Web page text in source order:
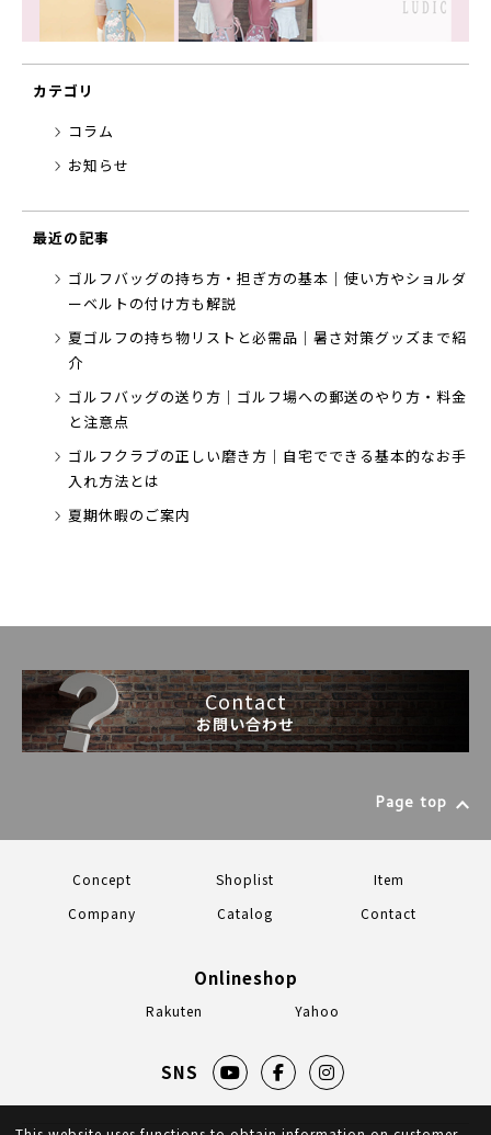
カテゴリ
コラム
お知らせ
最近の記事
ゴルフバッグの持ち方・担ぎ方の基本｜使い方やショルダ
ーベルトの付け方も解説
夏ゴルフの持ち物リストと必需品｜暑さ対策グッズまで紹
介
ゴルフバッグの送り方｜ゴルフ場への郵送のやり方・料金
と注意点
ゴルフクラブの正しい磨き方｜自宅でできる基本的なお手
入れ方法とは
夏期休暇のご案内
Contact
お問い合わせ
Page top
Concept Shoplist
Item
Company
Catalog Contact
Onlineshop
Rakuten Yahoo
SNS